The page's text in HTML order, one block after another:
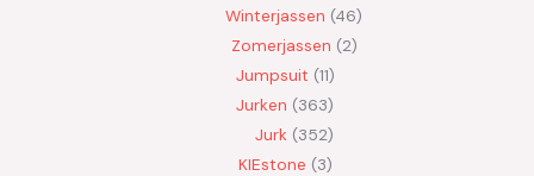
Winterjassen 46
Zomerjassen 2
Jumpsuit 11
Jurken 363
Jurk 352
KIEstone 3